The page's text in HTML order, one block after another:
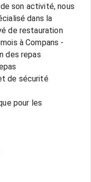
son activité, nous
dans la
de restauration
à Compans -
des repas
de sécurité
pour les